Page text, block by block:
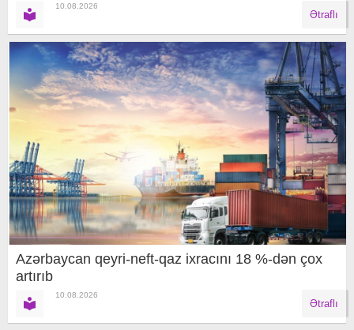
10.08.2026
Ətraflı
Azərbaycan qeyri-neft-qaz ixracını 18 %-dən çox
artırıb
10.08.2026
Ətraflı